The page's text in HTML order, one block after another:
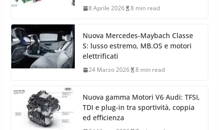
8 Aprile 2026 8 min read
Nuova Mercedes-Maybach Classe
S: lusso estremo, MB.OS e motori
elettrificati
24 Marzo 2026 8 min read
Nuova gamma Motori V6 Audi: TFSI,
TDI e plug-in tra sportività, coppia
ed efficienza